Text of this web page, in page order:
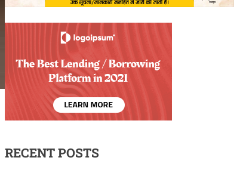
RECENT POSTS